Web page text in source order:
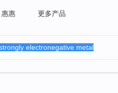
惠惠 更多产品